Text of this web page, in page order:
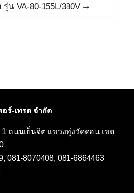
น VA-80-155L/380V
ร์-เทรด จำกัด
1 ถนนเย็นจิต แขวงทุ่งวัดดอน เขต
081-8070408, 081-6864463